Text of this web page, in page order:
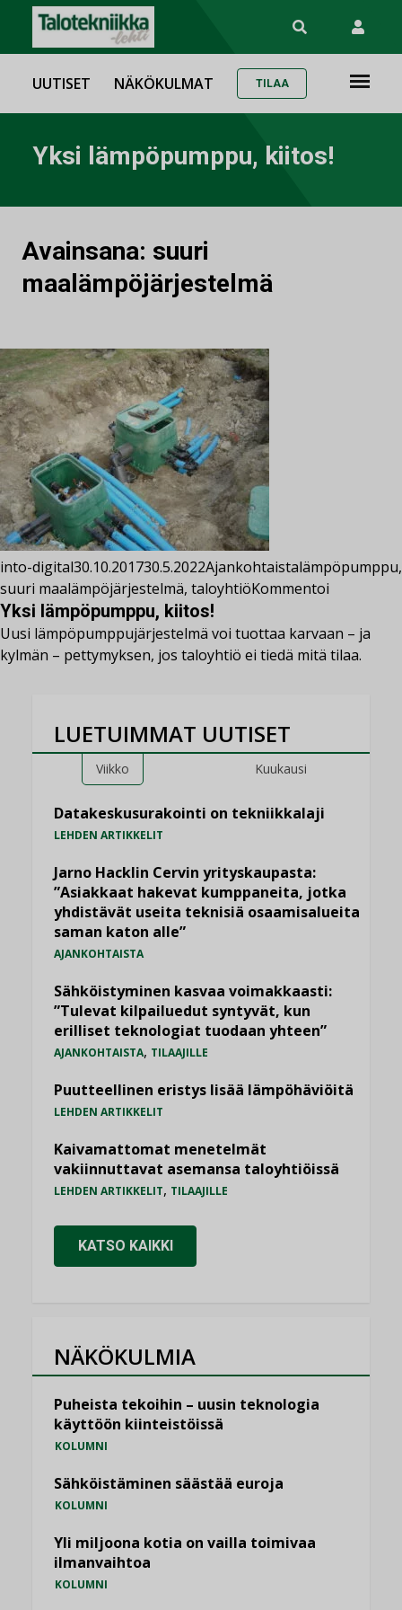
UUTISET NÄKÖKULMAT TILAA
Yksi lämpöpumppu, kiitos!
Avainsana: suuri
maalämpöjärjestelmä
into-digital30.10.201730.5.2022Ajankohtaistalämpöpumppu,
suuri maalämpöjärjestelmä, taloyhtiöKommentoi
Yksi lämpöpumppu, kiitos!
Uusi lämpöpumppujärjestelmä voi tuottaa karvaan – ja
kylmän – pettymyksen, jos taloyhtiö ei tiedä mitä tilaa.
LUETUIMMAT UUTISET
Viikko Kuukausi
Datakeskusurakointi on tekniikkalaji
LEHDEN ARTIKKELIT
Jarno Hacklin Cervin yrityskaupasta:
”Asiakkaat hakevat kumppaneita, jotka
yhdistävät useita teknisiä osaamisalueita
saman katon alle”
AJANKOHTAISTA
Sähköistyminen kasvaa voimakkaasti:
”Tulevat kilpailuedut syntyvät, kun
erilliset teknologiat tuodaan yhteen”
AJANKOHTAISTA, TILAAJILLE
Puutteellinen eristys lisää lämpöhäviöitä
LEHDEN ARTIKKELIT
Kaivamattomat menetelmät
vakiinnuttavat asemansa taloyhtiöissä
LEHDEN ARTIKKELIT, TILAAJILLE
KATSO KAIKKI
NÄKÖKULMIA
Puheista tekoihin – uusin teknologia
käyttöön kiinteistöissä
KOLUMNI
Sähköistäminen säästää euroja
KOLUMNI
Yli miljoona kotia on vailla toimivaa
ilmanvaihtoa
KOLUMNI